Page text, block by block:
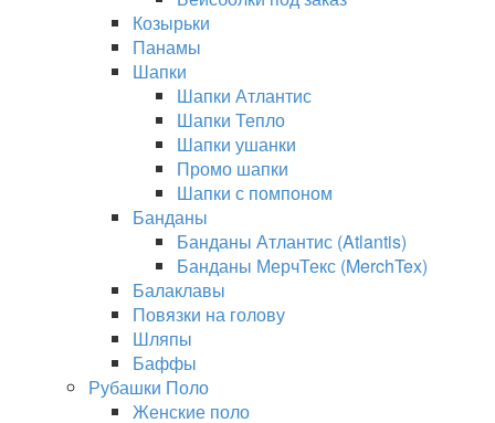
Козырьки
Панамы
Шапки
Шапки Атлантис
Шапки Тепло
Шапки ушанки
Промо шапки
Шапки с помпоном
Банданы
Банданы Атлантис (Atlantis)
Банданы МерчТекс (MerchTex)
Балаклавы
Повязки на голову
Шляпы
Баффы
Рубашки Поло
Женские поло